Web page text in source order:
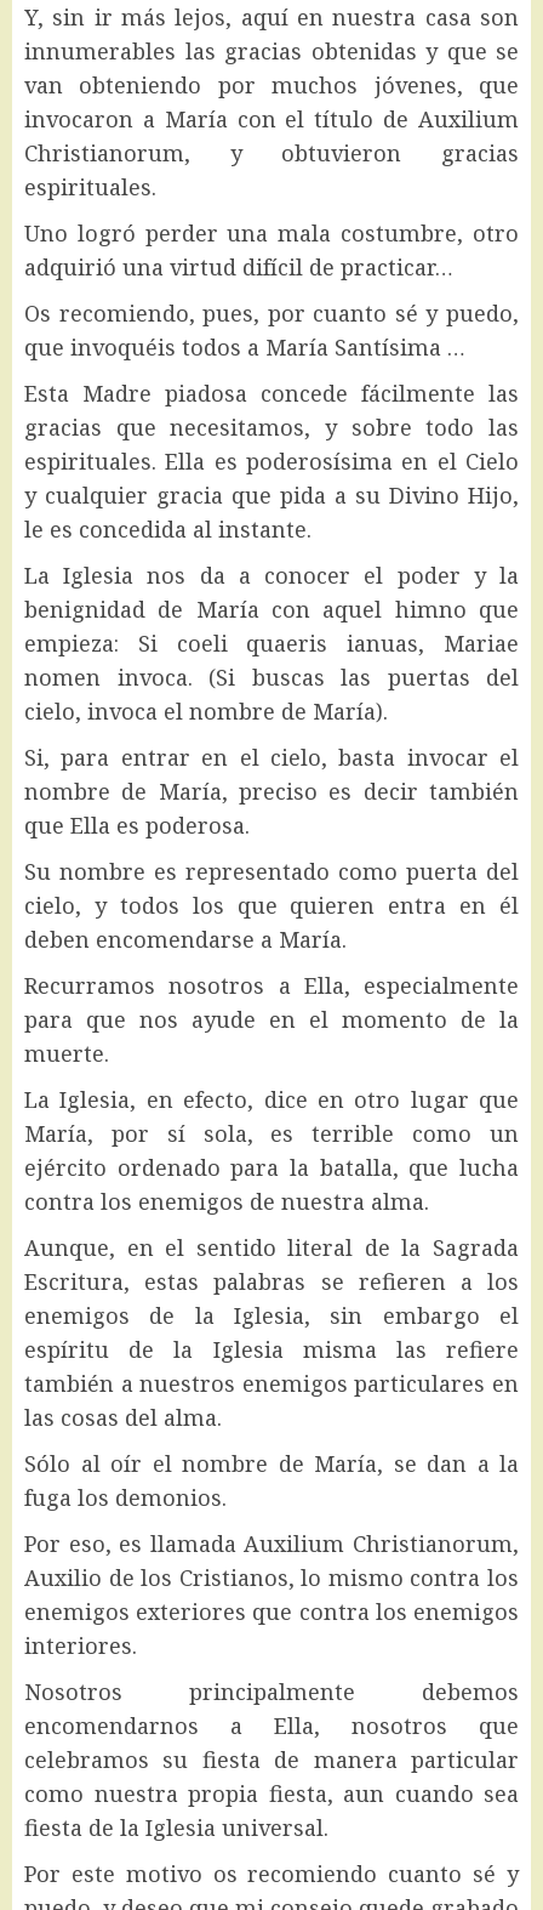
Y, sin ir más lejos, aquí en nuestra casa son
innumerables las gracias obtenidas y que se
van obteniendo por muchos jóvenes, que
invocaron a María con el título de Auxilium
Christianorum, y obtuvieron gracias
espirituales.
Uno logró perder una mala costumbre, otro
adquirió una virtud difícil de practicar…
Os recomiendo, pues, por cuanto sé y puedo,
que invoquéis todos a María Santísima …
Esta Madre piadosa concede fácilmente las
gracias que necesitamos, y sobre todo las
espirituales. Ella es poderosísima en el Cielo
y cualquier gracia que pida a su Divino Hijo,
le es concedida al instante.
La Iglesia nos da a conocer el poder y la
benignidad de María con aquel himno que
empieza: Si coeli quaeris ianuas, Mariae
nomen invoca. (Si buscas las puertas del
cielo, invoca el nombre de María).
Si, para entrar en el cielo, basta invocar el
nombre de María, preciso es decir también
que Ella es poderosa.
Su nombre es representado como puerta del
cielo, y todos los que quieren entra en él
deben encomendarse a María.
Recurramos nosotros a Ella, especialmente
para que nos ayude en el momento de la
muerte.
La Iglesia, en efecto, dice en otro lugar que
María, por sí sola, es terrible como un
ejército ordenado para la batalla, que lucha
contra los enemigos de nuestra alma.
Aunque, en el sentido literal de la Sagrada
Escritura, estas palabras se refieren a los
enemigos de la Iglesia, sin embargo el
espíritu de la Iglesia misma las refiere
también a nuestros enemigos particulares en
las cosas del alma.
Sólo al oír el nombre de María, se dan a la
fuga los demonios.
Por eso, es llamada Auxilium Christianorum,
Auxilio de los Cristianos, lo mismo contra los
enemigos exteriores que contra los enemigos
interiores.
Nosotros principalmente debemos
encomendarnos a Ella, nosotros que
celebramos su fiesta de manera particular
como nuestra propia fiesta, aun cuando sea
fiesta de la Iglesia universal.
Por este motivo os recomiendo cuanto sé y